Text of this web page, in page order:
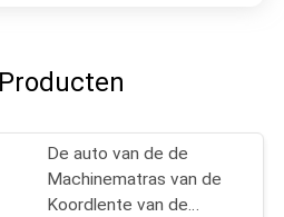
De auto van de de
Machinematras van de
Koordlente van de